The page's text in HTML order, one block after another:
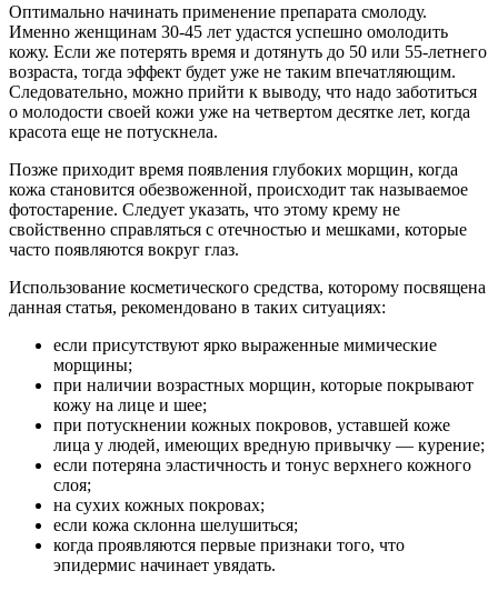
Оптимально начинать применение препарата смолоду.
Именно женщинам 30-45 лет удастся успешно омолодить
кожу. Если же потерять время и дотянуть до 50 или 55-летнего
возраста, тогда эффект будет уже не таким впечатляющим.
Следовательно, можно прийти к выводу, что надо заботиться
о молодости своей кожи уже на четвертом десятке лет, когда
красота еще не потускнела.
Позже приходит время появления глубоких морщин, когда
кожа становится обезвоженной, происходит так называемое
фотостарение. Следует указать, что этому крему не
свойственно справляться с отечностью и мешками, которые
часто появляются вокруг глаз.
Использование косметического средства, которому посвящена
данная статья, рекомендовано в таких ситуациях:
если присутствуют ярко выраженные мимические
морщины;
при наличии возрастных морщин, которые покрывают
кожу на лице и шее;
при потускнении кожных покровов, уставшей коже
лица у людей, имеющих вредную привычку — курение;
если потеряна эластичность и тонус верхнего кожного
слоя;
на сухих кожных покровах;
если кожа склонна шелушиться;
когда проявляются первые признаки того, что
эпидермис начинает увядать.